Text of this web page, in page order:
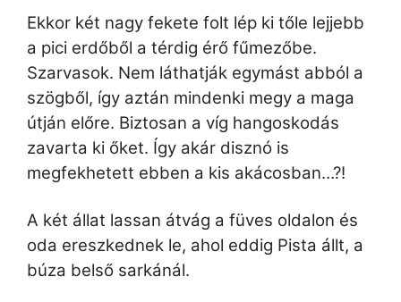
Ekkor két nagy fekete folt lép ki tőle lejjebb
a pici erdőből a térdig érő fűmezőbe.
Szarvasok. Nem láthatják egymást abból a
szögből, így aztán mindenki megy a maga
útján előre. Biztosan a víg hangoskodás
zavarta ki őket. Így akár disznó is
megfekhetett ebben a kis akácosban…?!
A két állat lassan átvág a füves oldalon és
oda ereszkednek le, ahol eddig Pista állt, a
búza belső sarkánál.